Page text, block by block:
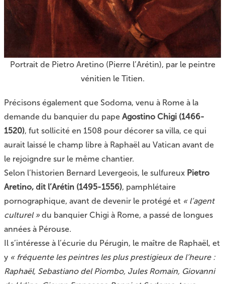
Portrait de Pietro Aretino (Pierre l’Arétin), par le peintre
vénitien le Titien.
Précisons également que Sodoma, venu à Rome à la
demande du banquier du pape Agostino Chigi (1466-
1520), fut sollicité en 1508 pour décorer sa villa, ce qui
aurait laissé le champ libre à Raphaël au Vatican avant de
le rejoigndre sur le même chantier.
Selon l’historien Bernard Levergeois, le sulfureux Pietro
Aretino, dit l’Arétin (1495-1556), pamphlétaire
pornographique, avant de devenir le protégé et « l’agent
culturel »du banquier Chigi à Rome, a passé de longues
années à Pérouse.
Il s’intéresse à l’écurie du Pérugin, le maître de Raphaël, et
y « fréquente les peintres les plus prestigieux de l’heure :
Raphaël, Sebastiano del Piombo, Jules Romain, Giovanni